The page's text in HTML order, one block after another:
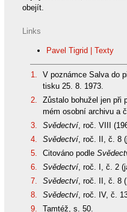
obejít.
Links
Pavel Tigrid | Texty
1.
V poznámce Salva do
tisku 25. 8. 1973.
2.
Zůstalo bohužel jen při
mém osobní archivu a
3.
Svědectví, roč. VIII
4.
Svědectví, roč. II, č. 8
5.
Citováno podle
6.
Svědectví, roč. I, č. 2
7.
Svědectví, roč. II, č. 8
8.
Svědectví, roč. IV, č.
9.
Tamtéž, s. 50.